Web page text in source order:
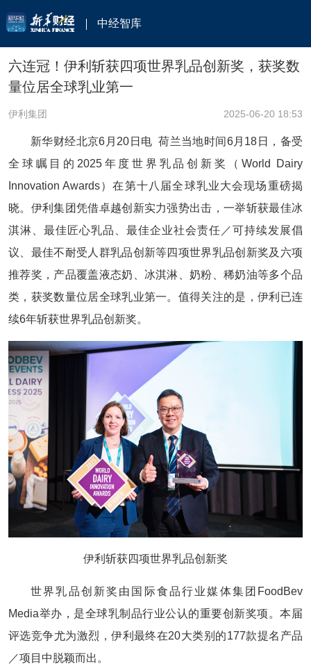
中经智库
六连冠！伊利斩获四项世界乳品创新奖，获奖数
量位居全球乳业第一
伊利集团 2025-06-20 18:53
新华财经北京6月20日电 荷兰当地时间6月18日，备受
全球瞩目的2025年度世界乳品创新奖（World Dairy
Innovation Awards）在第十八届全球乳业大会现场重磅揭
晓。伊利集团凭借卓越创新实力强势出击，一举斩获最佳冰
淇淋、最佳匠心乳品、最佳企业社会责任／可持续发展倡
议、最佳不耐受人群乳品创新等四项世界乳品创新奖及六项
推荐奖，产品覆盖液态奶、冰淇淋、奶粉、稀奶油等多个品
类，获奖数量位居全球乳业第一。值得关注的是，伊利已连
续6年斩获世界乳品创新奖。
伊利斩获四项世界乳品创新奖
世界乳品创新奖由国际食品行业媒体集团FoodBev
Media举办，是全球乳制品行业公认的重要创新奖项。本届
评选竞争尤为激烈，伊利最终在20大类别的177款提名产品
／项目中脱颖而出。